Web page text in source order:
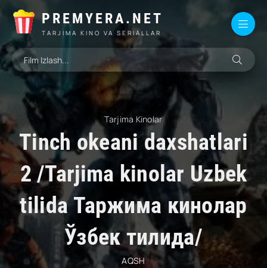
PREMYERA.NET
TARJIMA KINO VA SERIALLAR
Tarjima Kinolar
Tinch okeani daxshatlari
2 /Tarjima kinolar Uzbek
tilida Таржима кинолар
Ўзбек тилида/
AQSH